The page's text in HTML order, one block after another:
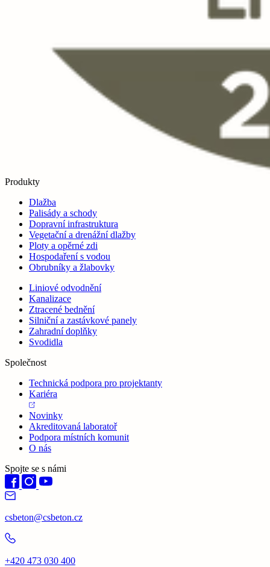
Produkty
Dlažba
Palisády a schody
Dopravní infrastruktura
Vegetační a drenážní dlažby
Ploty a opěrné zdi
Hospodaření s vodou
Obrubníky a žlabovky
Liniové odvodnění
Kanalizace
Ztracené bednění
Silniční a zastávkové panely
Zahradní doplňky
Svodidla
Společnost
Technická podpora pro projektanty
Kariéra
Novinky
Akreditovaná laboratoř
Podpora místních komunit
O nás
Spojte se s námi
csbeton@csbeton.cz
+420 473 030 400